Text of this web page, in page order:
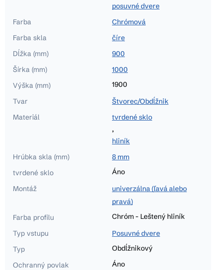
posuvné dvere
Farba
Chrómová
Farba skla
číre
Dĺžka (mm)
900
Šírka (mm)
1000
Výška (mm)
1900
Tvar
Štvorec/Obdĺžnik
Materiál
tvrdené sklo
,
hliník
Hrúbka skla (mm)
8 mm
tvrdené sklo
Áno
Montáž
univerzálna (ľavá alebo
pravá)
Farba profilu
Chróm - Leštený hliník
Typ vstupu
Posuvné dvere
Typ
Obdĺžnikový
Ochranný povlak
Áno